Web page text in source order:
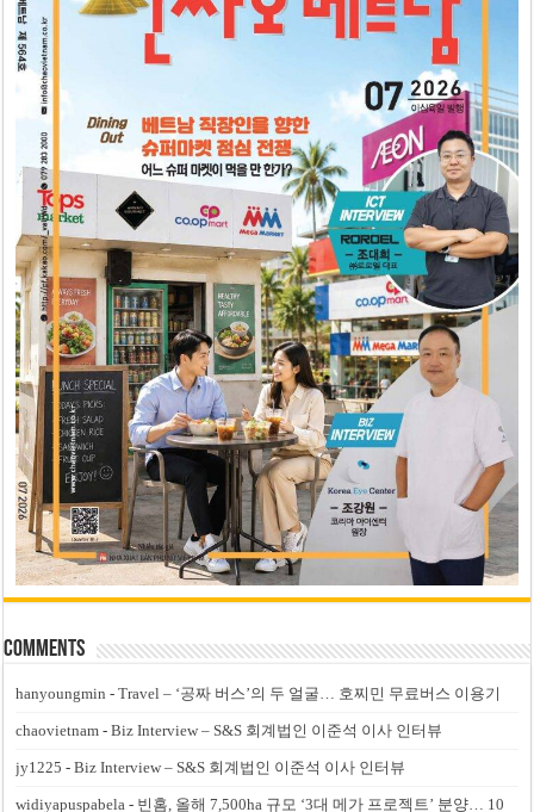
Comments
hanyoungmin -Travel – ‘공짜 버스’의 두 얼굴… 호찌민 무료버스 이용기
chaovietnam -Biz Interview – S&S 회계법인 이준석 이사 인터뷰
jy1225 -Biz Interview – S&S 회계법인 이준석 이사 인터뷰
widiyapuspabela - 빈홈, 올해 7,500ha 규모 ‘3대 메가 프로젝트’ 분양… 10